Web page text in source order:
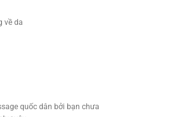
về da
quốc dân bởi bạn chưa